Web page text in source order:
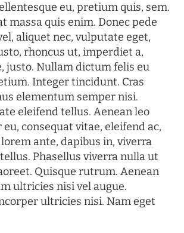
eu, pretium quis, sem.
massa quis enim. Donec pede
aliquet nec, vulputate eget,
rhoncus ut, imperdiet a,
justo. Nullam dictum felis eu
Integer tincidunt. Cras
elementum semper nisi.
eleifend tellus. Aenean leo
consequat vitae, eleifend ac,
ante, dapibus in, viverra
Phasellus viverra nulla ut
Quisque rutrum. Aenean
ultricies nisi vel augue.
ultricies nisi. Nam eget